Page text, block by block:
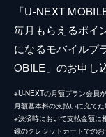
「U-NEXT
毎月もらえるポイ
になるモバイルプ
OBILE」のお申し
※U-NEXTの月額プラン会員
月額基本料の支払いに充てた
※決済時において支払金額に
録のクレジットカードでのお